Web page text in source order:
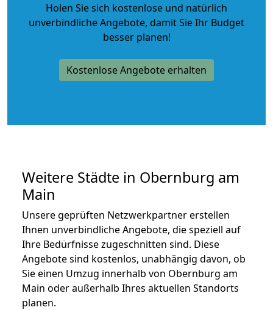
Holen Sie sich kostenlose und natürlich
unverbindliche Angebote, damit Sie Ihr Budget
besser planen!
Kostenlose Angebote erhalten
Weitere Städte in Obernburg am
Main
Unsere geprüften Netzwerkpartner erstellen
Ihnen unverbindliche Angebote, die speziell auf
Ihre Bedürfnisse zugeschnitten sind. Diese
Angebote sind kostenlos, unabhängig davon, ob
Sie einen Umzug innerhalb von Obernburg am
Main oder außerhalb Ihres aktuellen Standorts
planen.